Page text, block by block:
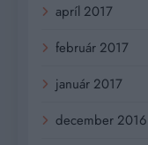
apríl 2017
február 2017
január 2017
december 2016